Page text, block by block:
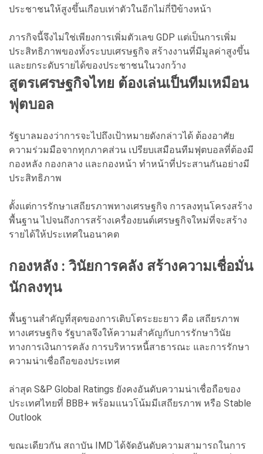
ประชาชนให้สูงขึ้นเกือบเท่าตัวในอีกไม่กี่ปีข้างหน้า
ภารกิจนี้จึงไม่ใช่เพียงการเพิ่มตัวเลข GDP แต่เป็นการเพิ่ม
ประสิทธิภาพของทั้งระบบเศรษฐกิจ สร้างงานที่มีมูลค่าสูงขึ้น
และยกระดับรายได้ของประชาชนในวงกว้าง
สูตรเศรษฐกิจไทย ต้องเล่นเป็นทีมเหมือน
ฟุตบอล
รัฐบาลมองว่าการจะไปถึงเป้าหมายดังกล่าวได้ ต้องอาศัย
ความร่วมมือจากทุกภาคส่วน เปรียบเสมือนทีมฟุตบอลที่ต้องมี
กองหลัง กองกลาง และกองหน้า ทำหน้าที่ประสานกันอย่างมี
ประสิทธิภาพ
ตั้งแต่การรักษาเสถียรภาพทางเศรษฐกิจ การลงทุนโครงสร้าง
พื้นฐาน ไปจนถึงการสร้างเครื่องยนต์เศรษฐกิจใหม่ที่จะสร้าง
รายได้ให้ประเทศในอนาคต
กองหลัง : วินัยการคลัง สร้างความเชื่อมั่น
นักลงทุน
พื้นฐานสำคัญที่สุดของการเติบโตระยะยาว คือ เสถียรภาพ
ทางเศรษฐกิจ รัฐบาลจึงให้ความสำคัญกับการรักษาวินัย
ทางการเงินการคลัง การบริหารหนี้สาธารณะ และการรักษา
ความน่าเชื่อถือของประเทศ
ล่าสุด S&P Global Ratings ยังคงอันดับความน่าเชื่อถือของ
ประเทศไทยที่ BBB+ พร้อมแนวโน้มมีเสถียรภาพ หรือ Stable
Outlook
ขณะเดียวกัน สถาบัน IMD ได้จัดอันดับความสามารถในการ